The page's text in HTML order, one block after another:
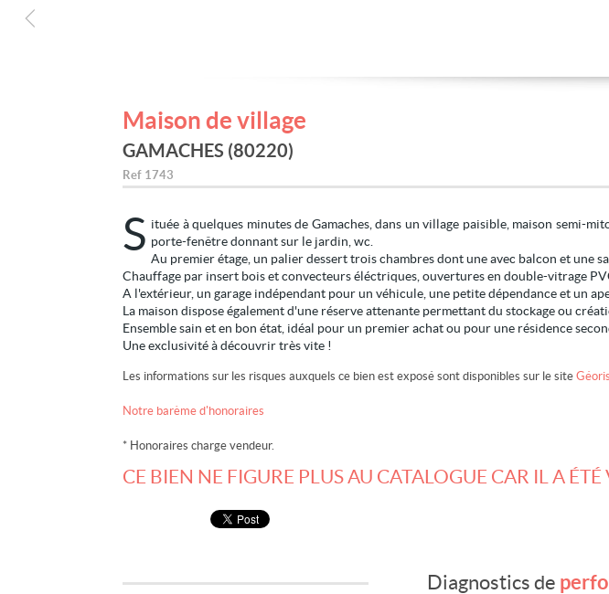
Maison de village
GAMACHES (80220)
Ref 1743
S ituée à quelques minutes de Gamaches, dans un village paisible, maison semi-
porte-fenêtre donnant sur le jardin, wc.
Au premier étage, un palier dessert trois chambres dont une avec balcon et une
Chauffage par insert bois et convecteurs éléctriques, ouvertures en double-vitrage
A l'extérieur, un garage indépendant pour un véhicule, une petite dépendance et un
La maison dispose également d'une réserve attenante permettant du stockage ou
Ensemble sain et en bon état, idéal pour un premier achat ou pour une résidence
Une exclusivité à découvrir très vite !
Les informations sur les risques auxquels ce bien est exposé sont disponibles sur le site
Notre barème d'honoraires
* Honoraires charge vendeur.
CE BIEN NE FIGURE PLUS AU CATALOGUE CAR IL A ÉTÉ
Diagnostics de